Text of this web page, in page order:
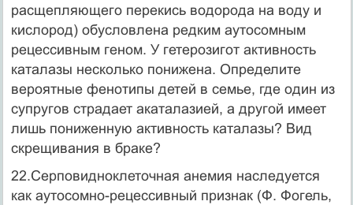
расщепляющего перекись водо­рода на воду и
кислород) обусловлена редким аутосомным
рецессивным геном. У гетерозигот активность
каталазы несколько понижена. Определите
вероятные фенотипы детей в семье, где один из
супругов страдает акаталазией, а другой имеет
лишь пониженную активность каталазы? Вид
скрещивания в браке?
22.Серповидноклеточная анемия наследуется
как аутосомно-рецессивный при­знак (Ф. Фогель,